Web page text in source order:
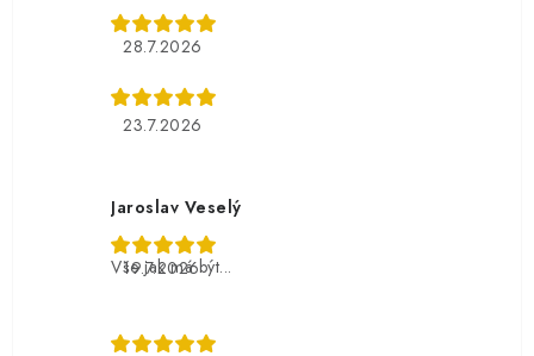
28.7.2026
23.7.2026
Jaroslav Veselý
19.7.2026
Vše jak má být...